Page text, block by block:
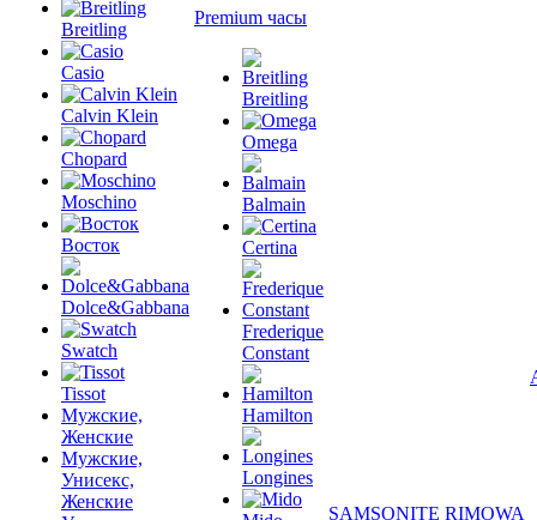
Breitling
Casio
Calvin Klein
Chopard
Moschino
Восток
Dolce&Gabbana
Swatch
Tissot
Мужские,
Женские
Мужские,
Унисекс,
Женские
Premium часы
Breitling
Omega
Balmain
Certina
Frederique
Constant
Hamilton
Longines
SAMSONITE RIMOWA